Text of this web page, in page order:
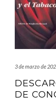
3 de marzo de
DE